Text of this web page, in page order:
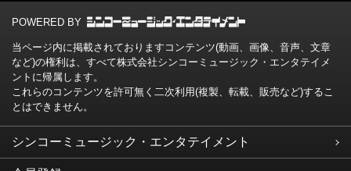
POWERED BY
当ページ内に掲載されておりますコンテンツ(動画、画像、音声、文章
など)の権利は、すべて株式会社シンコーミュージック・エンタテイメ
ントに帰属します。
これらのコンテンツを許可無く二次利用(複製、転載、販売など)するこ
とはできません。
シンコーミュージック・エンタテイメント